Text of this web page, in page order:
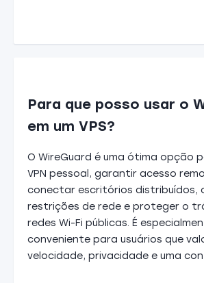
Para que posso usar o
em um VPS?
O WireGuard é uma ótima opção
VPN pessoal, garantir acesso
conectar escritórios distribuídos,
restrições de rede e proteger o
redes Wi-Fi públicas. É
conveniente para usuários que
velocidade, privacidade e uma